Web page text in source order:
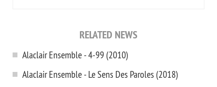
RELATED NEWS
Alaclair Ensemble - 4-99 (2010)
Alaclair Ensemble - Le Sens Des Paroles (2018)